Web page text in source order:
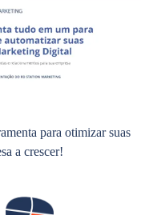
para otimizar suas
a crescer!